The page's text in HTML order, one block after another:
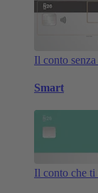
Il conto
Smart
Il conto che